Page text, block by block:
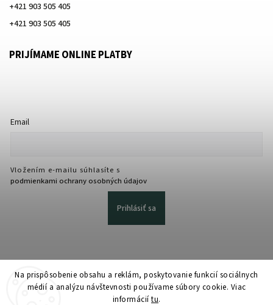
Na prispôsobenie obsahu a reklám, poskytovanie funkcií sociálnych
médií a analýzu návštevnosti používame súbory cookie. Viac
informáciítu.
+421 903 505 405
+421 903 505 405
PRIJÍMAME ONLINE PLATBY
Email
Vložením e-mailu súhlasíte s
podmienkami ochrany osobných údajov
Prihlásiť sa